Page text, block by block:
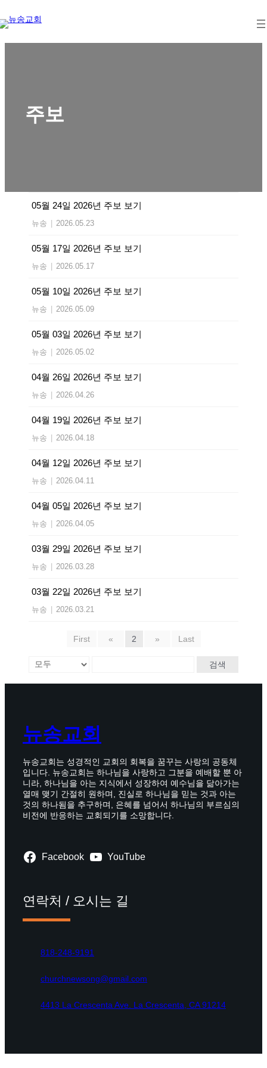
to
content
주보
05월 24일 2026년 주보 보기
뉴송 2026.05.23
05월 17일 2026년 주보 보기
뉴송 2026.05.17
05월 10일 2026년 주보 보기
뉴송 2026.05.09
05월 03일 2026년 주보 보기
뉴송 2026.05.02
04월 26일 2026년 주보 보기
뉴송 2026.04.26
04월 19일 2026년 주보 보기
뉴송 2026.04.18
04월 12일 2026년 주보 보기
뉴송 2026.04.11
04월 05일 2026년 주보 보기
뉴송 2026.04.05
03월 29일 2026년 주보 보기
뉴송 2026.03.28
03월 22일 2026년 주보 보기
뉴송 2026.03.21
First « 2 » Last
검색
뉴송교회
뉴송교회는 성경적인 교회의 회복을 꿈꾸는 사랑의 공동체
입니다. 뉴송교회는 하나님을 사랑하고 그분을 예배할 뿐 아
니라, 하나님을 아는 지식에서 성장하여 예수님을 닮아가는
열매 맺기 간절히 원하며, 진실로 하나님을 믿는 것과 아는
것의 하나됨을 추구하며, 은혜를 넘어서 하나님의 부르심의
비전에 반응하는 교회되기를 소망합니다.
Facebook YouTube
연락처 / 오시는 길
818-248-9191
churchnewsong@gmail.com
4413 La Crescenta Ave. La Crescenta, CA 91214